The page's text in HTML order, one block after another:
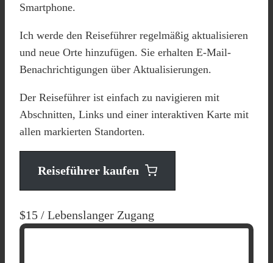
Smartphone.
Ich werde den Reiseführer regelmäßig aktualisieren
und neue Orte hinzufügen. Sie erhalten E-Mail-
Benachrichtigungen über Aktualisierungen.
Der Reiseführer ist einfach zu navigieren mit
Abschnitten, Links und einer interaktiven Karte mit
allen markierten Standorten.
Reiseführer kaufen
$15 / Lebenslanger Zugang